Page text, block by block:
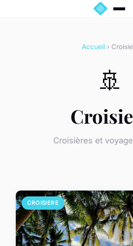
Accueil›
🚢
Croisières et
CROISIERE